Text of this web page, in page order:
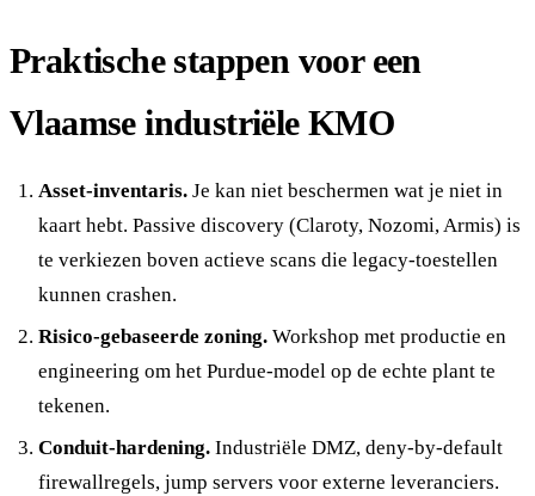
Praktische stappen voor een
Vlaamse industriële KMO
Asset-inventaris. Je kan niet beschermen wat je niet in
kaart hebt. Passive discovery (Claroty, Nozomi, Armis) is
te verkiezen boven actieve scans die legacy-toestellen
kunnen crashen.
Risico-gebaseerde zoning. Workshop met productie en
engineering om het Purdue-model op de echte plant te
tekenen.
Conduit-hardening. Industriële DMZ, deny-by-default
firewallregels, jump servers voor externe leveranciers.